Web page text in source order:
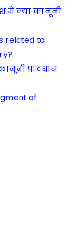
में क्या कानूनी
related to
प्रावधान
of